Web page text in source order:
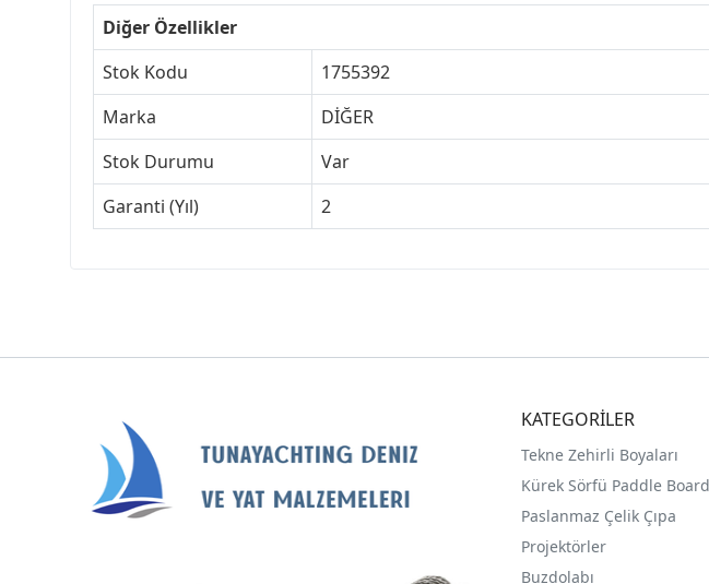
Diğer Özellikler
Stok Kodu
1755392
Marka
DİĞER
Stok Durumu
Var
Garanti (Yıl)
2
KATEGORİLER
Tekne Zehirli Boyaları
Kürek Sörfü Paddle Board
Paslanmaz Çelik Çıpa
Projektörler
Buzdolabı